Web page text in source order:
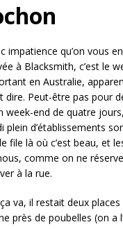
impatience qu’on vous
à Blacksmith, c’est le
en Australie,
dire. Peut-être pas pour
week-end de quatre
plein d’établissements
file là où c’est beau, et
comme on ne
à la rue.
va, il restait deux
près de poubelles (on a